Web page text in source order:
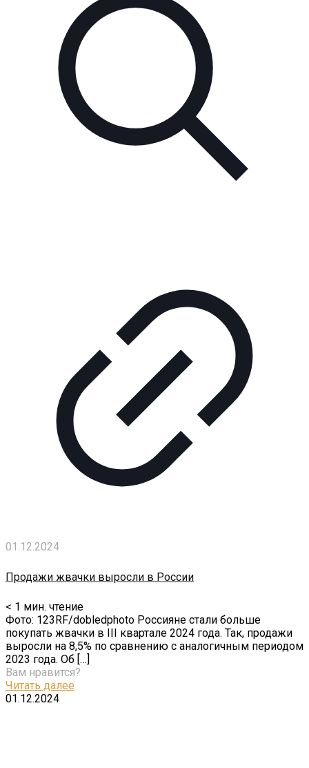
01.12.2024
Продажи жвачки выросли в России
< 1 мин. чтение
Фото: 123RF/dobledphoto Россияне стали больше
покупать жвачки в III квартале 2024 года. Так, продажи
выросли на 8,5% по сравнению с аналогичным периодом
2023 года. Об […]
Вам нравится?
Читать далее
01.12.2024